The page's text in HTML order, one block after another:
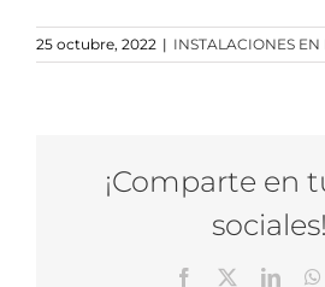
25 octubre, 2022 | INSTALACIONES EN
¡Comparte en
sociales!
Facebook